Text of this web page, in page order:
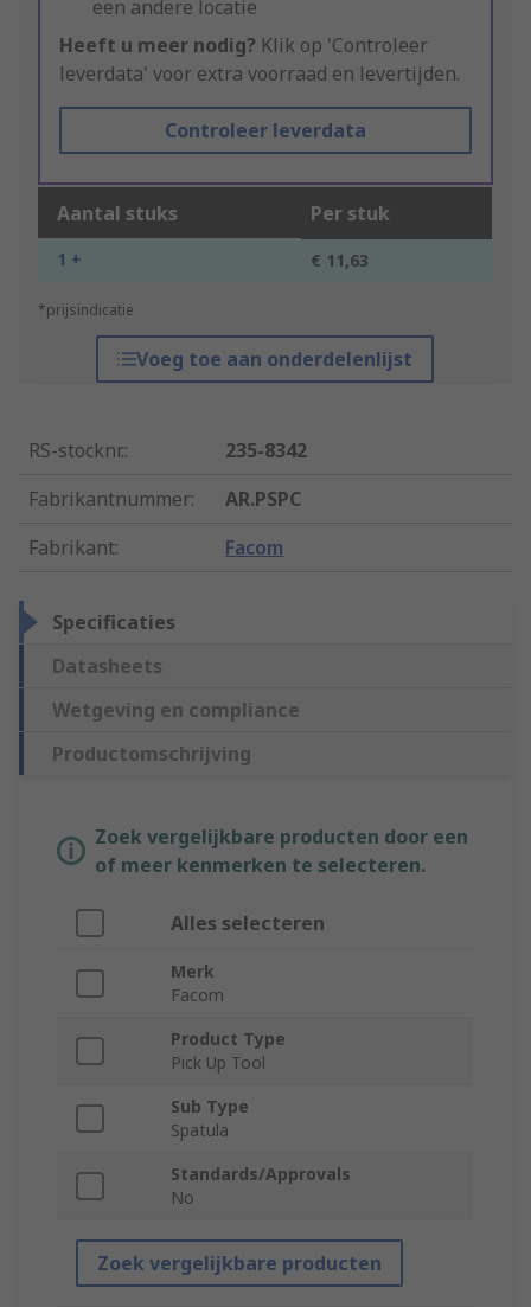
een andere locatie
Heeft u meer nodig? Klik op 'Controleer
leverdata' voor extra voorraad en levertijden.
Controleer leverdata
Aantal stuks Per stuk
1 + € 11,63
*prijsindicatie
Voeg toe aan onderdelenlijst
RS-stocknr.:
235-8342
Fabrikantnummer:
AR.PSPC
Fabrikant: Facom
Specificaties
Datasheets
Wetgeving en compliance
Productomschrijving
Zoek vergelijkbare producten door een
of meer kenmerken te selecteren.
Alles selecteren
Merk
Facom
Product Type
Pick Up Tool
Sub Type
Spatula
Standards/Approvals
No
Zoek vergelijkbare producten